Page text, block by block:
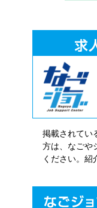
掲載されてい
方は、なごや
ください。紹